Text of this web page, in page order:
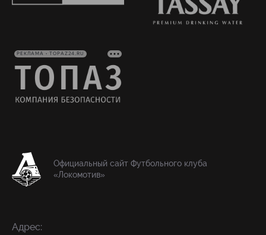
РЕКЛАМА • TOPAZ24.RU
Официальный сайт Футбольного клуба
«Локомотив»
Адрес: